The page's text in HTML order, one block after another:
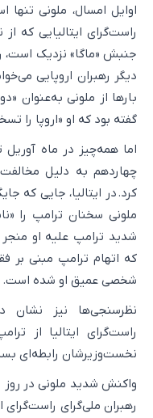
اوایل امسال، ملونی تنها
راست‌گرای ایتالیایی که
جنبش «ماگا» نزدیک است،
دیگر رهبران اروپایی
بارها از ملونی به‌عنوان
گفته بود که او «اروپا را
اما همه‌چیز در ماه آوریل
چهاردهم به دلیل مخالفت
کرد. در ایتالیا، جایی که
ملونی سخنان ترامپ را
شدید ترامپ علیه او منجر
که اتهام ترامپ مبنی
شخصی عمیق او شده است.
نظرسنجی‌ها نیز نشان
راست‌گرای ایتالیا از
نخست‌وزیرشان رابطه‌ای
واکنش شدید ملونی در
رهبران ملی‌گرای راست‌گرای